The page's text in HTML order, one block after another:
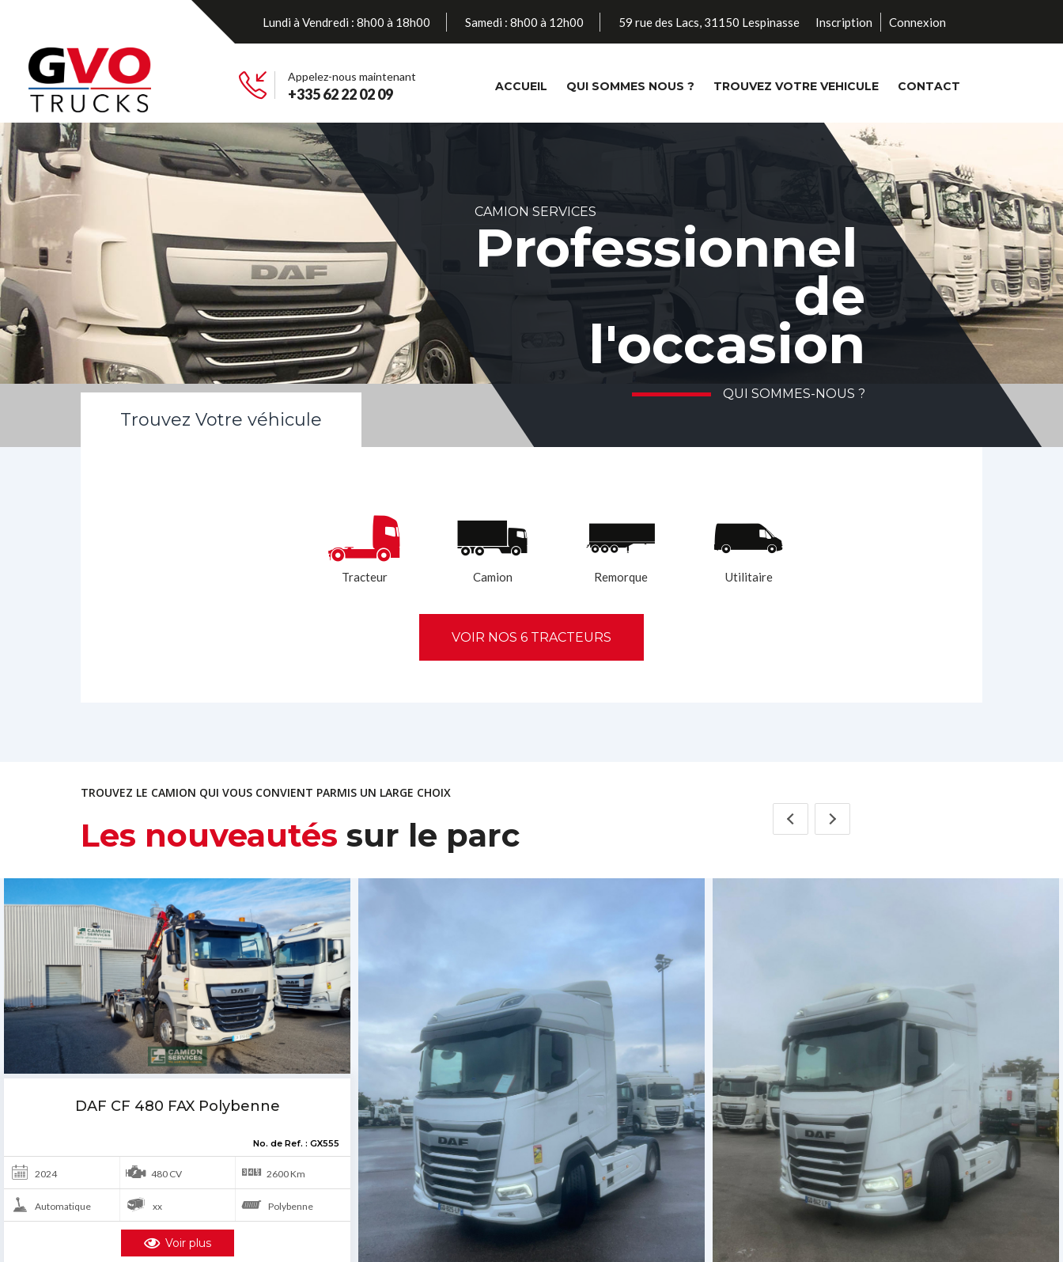
Lundi à Vendredi : 8h00 à 18h00 Samedi : 8h00 à 12h00 59 rue des Lacs, 31150 Lespinasse Inscription Connexion
Appelez-nous maintenant
+335 62 22 02 09 ACCUEIL (CURRENT)
QUI SOMMES NOUS ? TROUVEZ VOTRE VEHICULE CONTACT
CAMION SERVICES
Prise en main
personnalisée
QUI SOMMES-NOUS ?
Trouvez Votre véhicule
Tracteur Camion Remorque Utilitaire
VOIR NOS 6 TRACTEURS
TROUVEZ LE CAMION QUI VOUS CONVIENT PARMIS UN LARGE CHOIX
Les nouveautés sur le parc